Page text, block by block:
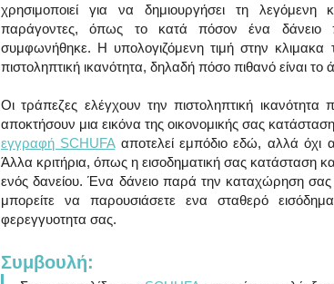
χρησιμοποιεί για να δημιουργήσει τη
παράγοντες, όπως το κατά πόσον ένα
συμφωνήθηκε. Η υπολογιζόμενη τιμή στην κλιμακα
πιστοληπτική ικανότητα, δηλαδή πόσο πιθανό είναι
Οι τράπεζες ελέγχουν την πιστοληπτική
αποκτήσουν μια εικόνα της οικονομικής σας
εγγραφή SCHUFA αποτελεί εμπόδιο εδώ, αλλά όχι
Άλλα κριτήρια, όπως η εισοδηματική σας κατάσταση
ενός δανείου. Ένα δάνειο παρά την καταχώρηση σας
μπορείτε να παρουσιάσετε ενα σταθερό
φερεγγυοτητα σας.
Συμβουλή: